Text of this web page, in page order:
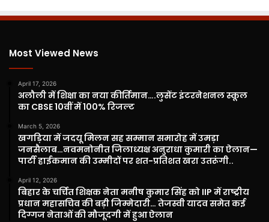
Most Viewed News
April 17, 2026
अलौली में शिक्षा का नया कीर्तिमान….लुसेंट इंटरनेशनल स्कूल
का CBSE 10वीं में 100% रिजल्ट
March 5, 2026
खगड़िया में जदयू मिलन सह सम्मान समारोह में उमड़ा
जनसैलाब…नवमनोनीत जिलाध्यक्ष अनुराधा कुमारी का ऐलान—
पार्टी हाईकमान की उम्मीदों पर शत-प्रतिशत खरा उतरूंगी..
April 12, 2026
बिहार के चर्चित शिक्षक नेता मनीष कुमार सिंह को IIP में राष्ट्रीय
प्रधान महासचिव की बड़ी जिम्मेदारी… तेजस्वी यादव समेत कई
दिग्गज नेताओं की मौजूदगी में हुआ ऐलान